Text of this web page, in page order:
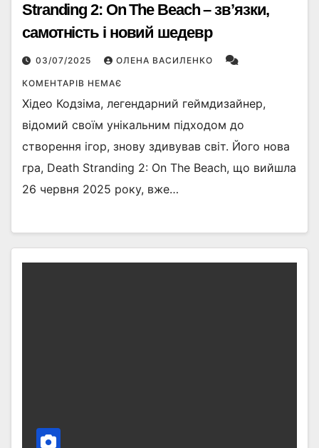
Stranding 2: On The Beach – зв’язки,
самотність і новий шедевр
03/07/2025 ОЛЕНА ВАСИЛЕНКО
КОМЕНТАРІВ НЕМАЄ
Хідео Кодзіма, легендарний геймдизайнер,
відомий своїм унікальним підходом до
створення ігор, знову здивував світ. Його нова
гра, Death Stranding 2: On The Beach, що вийшла
26 червня 2025 року, вже…